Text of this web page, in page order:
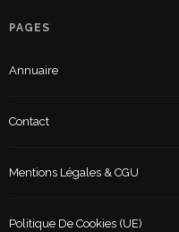
PAGES
Annuaire
Contact
Mentions Légales & CGU
Politique De Cookies (UE)